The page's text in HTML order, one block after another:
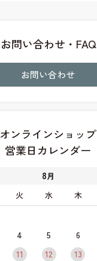
お問い合わせ・FAQ
お問い合わせ
オンラインショップ
営業日カレンダー
8月
火 水 木
4 5 6
11 12 13